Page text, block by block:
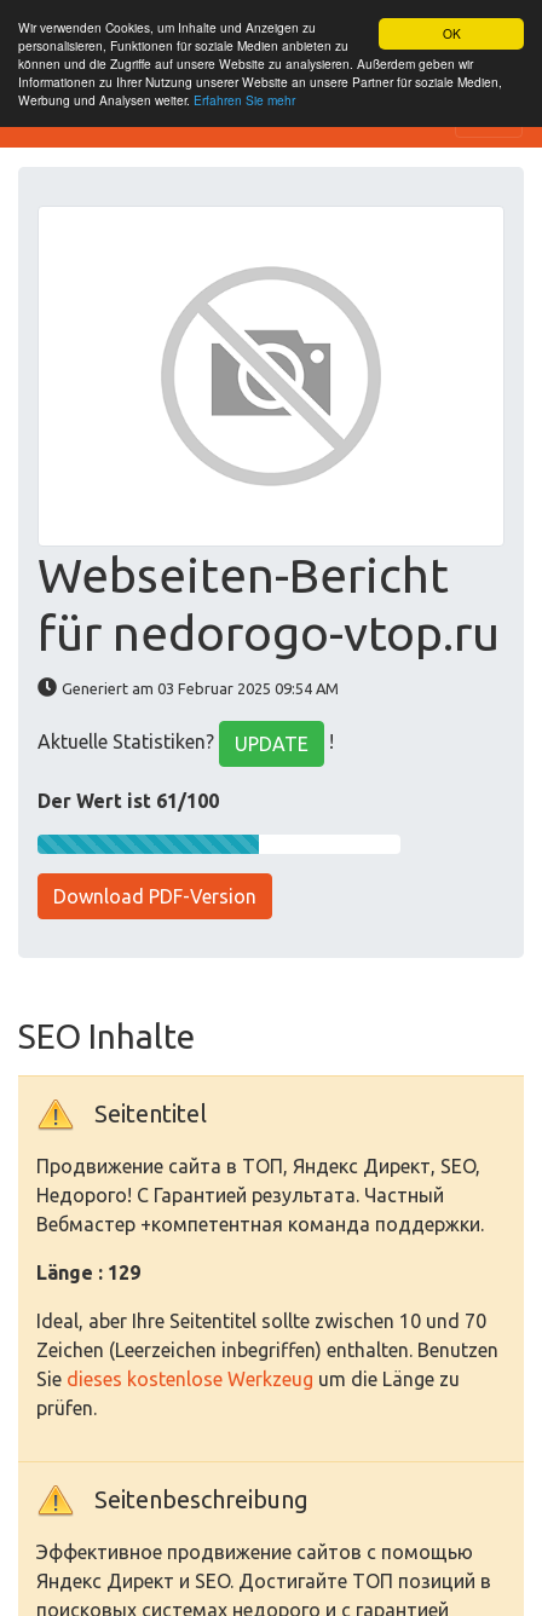
OK
Wir verwenden Cookies, um Inhalte und Anzeigen zu
personalisieren, Funktionen für soziale Medien anbieten zu
können und die Zugriffe auf unsere Website zu analysieren. Außerdem geben wir
Informationen zu Ihrer Nutzung unserer Website an unsere Partner für soziale Medien,
Werbung und Analysen weiter. Erfahren Sie mehr
SEO Analytics
Webseiten-Bericht
für nedorogo-vtop.ru
Generiert am 03 Februar 2025 09:54 AM
Aktuelle Statistiken? UPDATE !
Der Wert ist 61/100
Download PDF-Version
SEO Inhalte
Seitentitel
Продвижение сайта в ТОП, Яндекс Директ, SEO,
Недорого! С Гарантией результата. Частный
Вебмастер +компетентная команда поддержки.
Länge : 129
Ideal, aber Ihre Seitentitel sollte zwischen 10 und 70
Zeichen (Leerzeichen inbegriffen) enthalten. Benutzen
Sie dieses kostenlose Werkzeug um die Länge zu
prüfen.
Seitenbeschreibung
Эффективное продвижение сайтов с помощью
Яндекс Директ и SEO. Достигайте ТОП позиций в
поисковых системах недорого и с гарантией